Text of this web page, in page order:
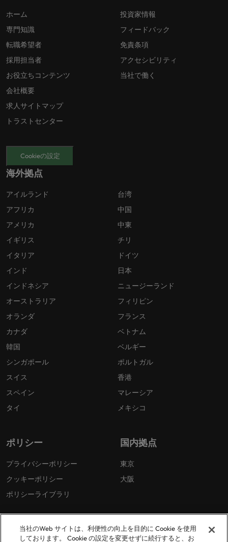
ホーム
専門知識
転職希望者
採用担当者
お役立ちコンテンツ
会社概要
求人サイトマップ
トラストセンター
投資家情報
フィードバック
免責条項
アクセシビリティ
当社で働く
Cookieの設定
海外拠点
アイルランド
アフリカ
アメリカ
イギリス
イタリア
インド
インドネシア
オーストラリア
オランダ
カナダ
韓国
シンガポール
スイス
スペイン
タイ
台湾
中国
中東
チリ
ドイツ
日本
ニュージーランド
フィリピン
フランス
ベトナム
ベルギー
ポルトガル
香港
マレーシア
メキシコ
ポリシー
プライバシーポリシー
クッキーポリシー
ポリシーライブラリ
国内拠点
東京
大阪
当社のWeb サイトは、利便性の向上を目的に Cookie を使用
しております。 Cookie の設定を変更せずに続行すると、お